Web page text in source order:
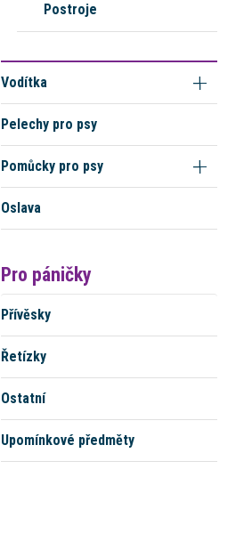
Postroje
Vodítka
Pelechy pro psy
Pomůcky pro psy
Oslava
Pro páničky
Přívěsky
Řetízky
Ostatní
Upomínkové předměty